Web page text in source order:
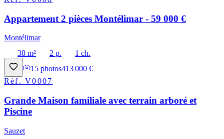
Appartement 2 pièces Montélimar - 59 000 €
Montélimar
38 m²
2 p.
1 ch.
15 photos413 000 €
Réf.V0007
Grande Maison familiale avec terrain arboré et
Piscine
Sauzet